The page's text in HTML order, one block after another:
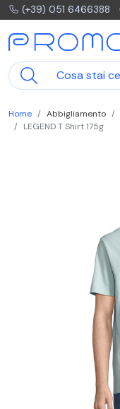
(+39) 051 6466388
Home Abbigliamento
LEGEND T Shirt 175g